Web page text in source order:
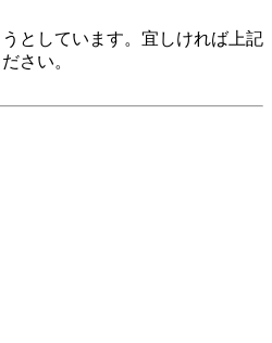
としています。宜しければ上記
さい。